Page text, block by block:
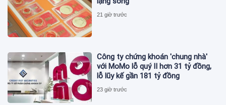
21 giờ trước
Công ty chứng khoán 'chung nhà'
với MoMo lỗ quý II hơn 31 tỷ đồng,
lỗ lũy kế gần 181 tỷ đồng
23 giờ trước